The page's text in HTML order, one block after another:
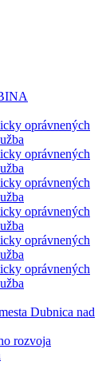
oprávnených
oprávnených
oprávnených
oprávnených
oprávnených
oprávnených
Dubnica nad
rozvoja